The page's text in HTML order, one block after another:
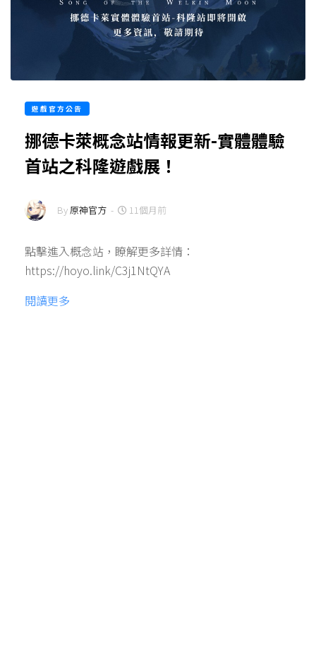
遊戲官方公告
挪德卡萊概念站情報更新-實體體驗
首站之科隆遊戲展！
By原神官方 - 11個月前
點擊進入概念站，瞭解更多詳情：
https://hoyo.link/C3j1NtQYA
閱讀更多